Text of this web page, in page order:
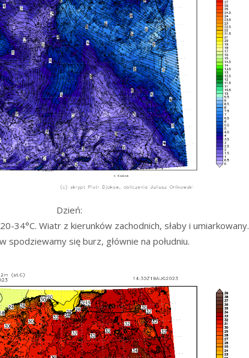
Dzień:
34°C. Wiatr z kierunków zachodnich, słaby i umiarkowany.
spodziewamy się burz, głównie na południu.